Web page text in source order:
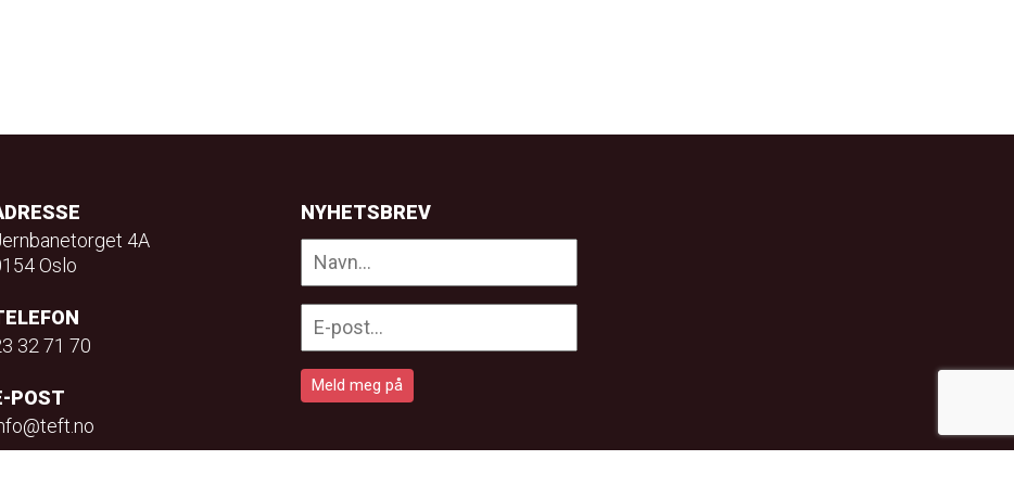
4A
Oslo
32 71 70
POST
NYHETSBREV